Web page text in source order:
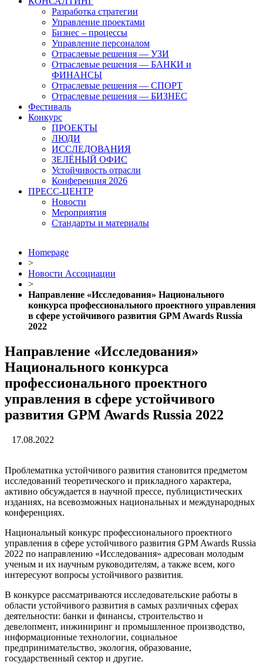
Разработка стратегии
Управление проектами
Бизнес – процессы
Управление персоналом
Отраслевые решения — УЗИ
Отраслевые решения — БАНКИ и
ФИНАНСЫ
Отраслевые решения — СПОРТ
Отраслевые решения — БИЗНЕС
Фестиваль
Конкурс
ПРОЕКТЫ
ЛЮДИ
ИССЛЕДОВАНИЯ
ЗЕЛЁНЫЙ ОФИС
Устойчивость отрасли
Конференция 2026
ПРЕСС-ЦЕНТР
Новости
Мероприятия
Стандарты и материалы
Homepage
>
Новости Ассоциации
>
Направление «Исследования» Национального
конкурса профессионального проектного управления
в сфере устойчивого развития GPM Awards Russia
2022
Направление «Исследования»
Национального конкурса
профессионального проектного
управления в сфере устойчивого
развития GPM Awards Russia 2022
17.08.2022
Проблематика устойчивого развития становится предметом
исследований теоретического и прикладного характера,
активно обсуждается в научной прессе, публицистических
изданиях, на всевозможных национальных и международных
конференциях.
Национальный конкурс профессионального проектного
управления в сфере устойчивого развития GPM Awards Russia
2022 по направлению «Исследования» адресован молодым
ученым и их научным руководителям, а также всем, кого
интересуют вопросы устойчивого развития.
В конкурсе рассматриваются исследовательские работы в
области устойчивого развития в самых различных сферах
деятельности: банки и финансы, строительство и
девелопмент, инжиниринг и промышленное производство,
информационные технологии, социальное
предпринимательство, экология, образование,
государственный сектор и другие.